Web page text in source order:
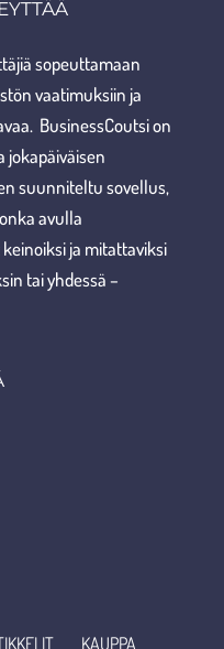
sopeuttamaan
vaatimuksiin ja
BusinessCoutsi on
jokapäiväisen
suunniteltu sovellus,
avulla
ja mitattaviksi
tai yhdessä –
KAUPPA